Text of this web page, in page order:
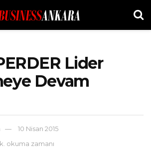
Lider
Devam
10 Nisan 2015
okuma zamanı